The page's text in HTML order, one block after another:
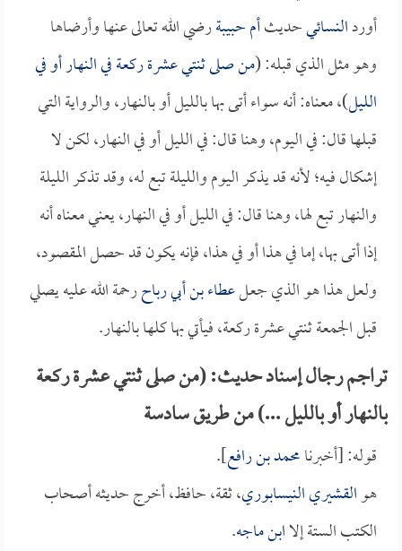
أوردالنسائيحديثأم حبيبةرضي الله تعالى عنها وأرضاها
وهو مثل الذي قبله: (من صلى ثنتي عشرة ركعة في النهار أو في
الليل)، معناه: أنه سواء أتى بها بالليل أو بالنهار، والرواية التي
قبلها قال: في اليوم، وهنا قال: في الليل أو في النهار، لكن لا
إشكال فيه؛ لأنه قد يذكر اليوم والليلة تبع له، وقد تذكر الليلة
والنهار تبع لها، وهنا قال: في الليل أو في النهار، يعني معناه أنه
إذا أتى بها، إما في هذا أو في هذا، فإنه يكون قد حصل المقصود،
ولعل هذا هو الذي جعلعطاء بن أبي رباحرحمة الله عليه يصلي
قبل الجمعة ثنتي عشرة ركعة، فيأتي بها كلها بالنهار.
تراجم رجال إسناد حديث: (من صلى ثنتي عشرة ركعة
بالنهار أو بالليل ...) من طريق سادسة
قوله: [أخبرنامحمد بن رافع].
هوالقشيري النيسابوري، ثقة، حافظ، أخرج حديثه أصحاب
الكتب الستة إلاابن ماجه.